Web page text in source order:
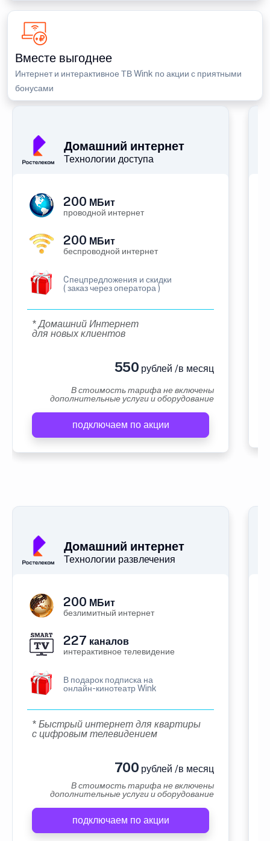
Вместе выгоднее
Интернет и интерактивное ТВ Wink по акции с приятными
бонусами
Домашний интернет
Технологии доступа
200 МБит
проводной интернет
200 МБит
беспроводной интернет
Cпецпредложения и скидки
( заказ через оператора )
* Домашний Интернет
для новых клиентов
550 рублей /в месяц
В стоимость тарифа не включены
дополнительные услуги и оборудование
подключаем по акции
Домашний интернет
Технологии развлечения
200 МБит
безлимитный интернет
227 каналов
интерактивное телевидение
В подарок подписка на
онлайн-кинотеатр Wink
* Быстрый интернет для квартиры
с цифровым телевидением
700 рублей /в месяц
В стоимость тарифа не включены
дополнительные услуги и оборудование
подключаем по акции